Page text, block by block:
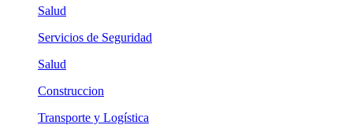
Salud
Servicios de Seguridad
Salud
Construccion
Transporte y Logística